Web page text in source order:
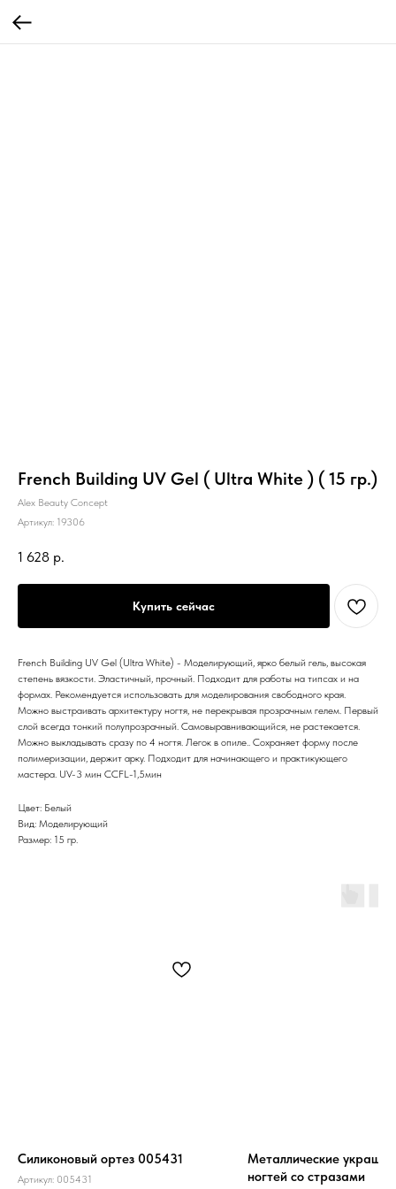
French Building UV Gel ( Ultra White ) ( 15 гр.)
Alex Beauty Concept
Артикул: 19306
1 628 р.
Купить сейчас
French Building UV Gel (Ultra White) - Моделирующий, ярко белый гель, высокая
степень вязкости. Эластичный, прочный. Подходит для работы на типсах и на
формах. Рекомендуется использовать для моделирования свободного края.
Можно выстраивать архитектуру ногтя, не перекрывая прозрачным гелем. Первый
слой всегда тонкий полупрозрачный. Самовыравнивающийся, не растекается.
Можно выкладывать сразу по 4 ногтя. Легок в опиле.. Сохраняет форму после
полимеризации, держит арку. Подходит для начинающего и практикующего
мастера. UV-3 мин CCFL-1,5мин
Цвет: Белый
Вид: Моделирующий
Размер: 15 гр.
Силиконовый ортез 005431
Артикул: 005431
Металлические
ногтей со стразами